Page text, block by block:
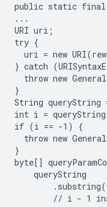
public static final
...
URI uri;
try {
uri = new
} catch
throw new
}
String
int i =
if (i == -1) {
throw new
}
byte[]
    queryString
// i - 1